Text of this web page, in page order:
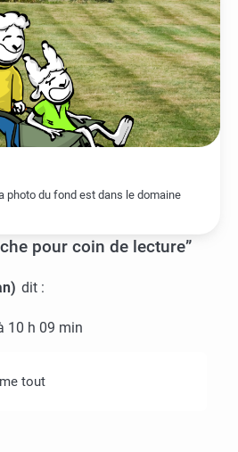
photo du fond est dans le domaine
pour coin de lecture”
dit :
10 h 09 min
tout